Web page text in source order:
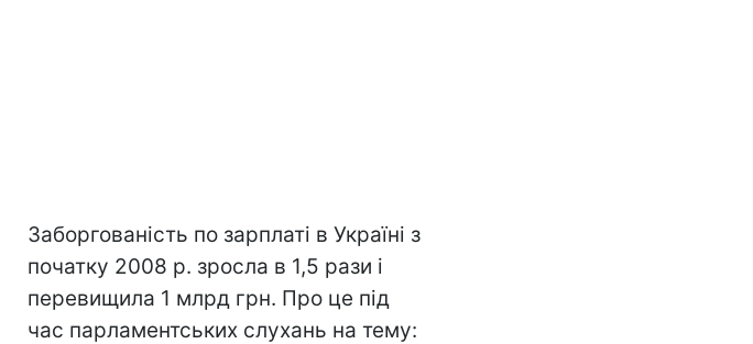
Заборгованість по зарплаті в Україні з
початку 2008 р. зросла в 1,5 рази і
перевищила 1 млрд грн. Про це під
час парламентських слухань на тему: